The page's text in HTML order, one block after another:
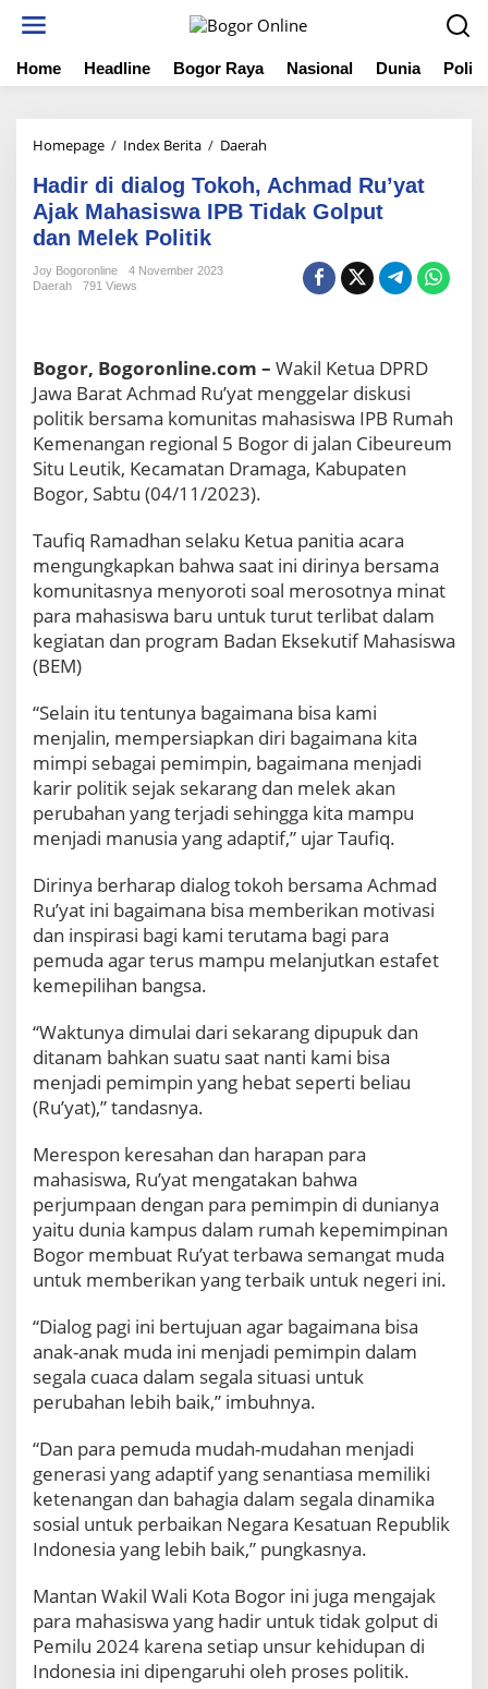
t
Home Headline Bogor Raya Nasional Dunia
Homepage / Index Berita / Daerah
d
i
o
g
T
k
o
A
c
m
a
d
y
a
t
A
j
a
k
a
h
a
s
a
I
P
d
a
k
G
o
l
p
t
d
a
n
e
l
e
k
P
l
i
i
k
Hadir di dialog Tokoh, Achmad Ru’yat
Ajak Mahasiswa IPB Tidak Golput
dan Melek Politik
Joy Bogoronline
4 November 2023
Daerah
791 Views
Bogor, Bogoronline.com – Wakil Ketua DPRD
Jawa Barat Achmad Ru’yat menggelar diskusi
politik bersama komunitas mahasiswa IPB Rumah
Kemenangan regional 5 Bogor di jalan Cibeureum
Situ Leutik, Kecamatan Dramaga, Kabupaten
Bogor, Sabtu (04/11/2023).
Taufiq Ramadhan selaku Ketua panitia acara
mengungkapkan bahwa saat ini dirinya bersama
komunitasnya menyoroti soal merosotnya minat
para mahasiswa baru untuk turut terlibat dalam
kegiatan dan program Badan Eksekutif Mahasiswa
(BEM)
“Selain itu tentunya bagaimana bisa kami
menjalin, mempersiapkan diri bagaimana kita
mimpi sebagai pemimpin, bagaimana menjadi
karir politik sejak sekarang dan melek akan
perubahan yang terjadi sehingga kita mampu
menjadi manusia yang adaptif,” ujar Taufiq.
Dirinya berharap dialog tokoh bersama Achmad
Ru’yat ini bagaimana bisa memberikan motivasi
dan inspirasi bagi kami terutama bagi para
pemuda agar terus mampu melanjutkan estafet
kemepilihan bangsa.
“Waktunya dimulai dari sekarang dipupuk dan
ditanam bahkan suatu saat nanti kami bisa
menjadi pemimpin yang hebat seperti beliau
(Ru’yat),” tandasnya.
Merespon keresahan dan harapan para
mahasiswa, Ru’yat mengatakan bahwa
perjumpaan dengan para pemimpin di dunianya
yaitu dunia kampus dalam rumah kepemimpinan
Bogor membuat Ru’yat terbawa semangat muda
untuk memberikan yang terbaik untuk negeri ini.
“Dialog pagi ini bertujuan agar bagaimana bisa
anak-anak muda ini menjadi pemimpin dalam
segala cuaca dalam segala situasi untuk
perubahan lebih baik,” imbuhnya.
“Dan para pemuda mudah-mudahan menjadi
generasi yang adaptif yang senantiasa memiliki
ketenangan dan bahagia dalam segala dinamika
sosial untuk perbaikan Negara Kesatuan Republik
Indonesia yang lebih baik,” pungkasnya.
Mantan Wakil Wali Kota Bogor ini juga mengajak
para mahasiswa yang hadir untuk tidak golput di
Pemilu 2024 karena setiap unsur kehidupan di
Indonesia ini dipengaruhi oleh proses politik.